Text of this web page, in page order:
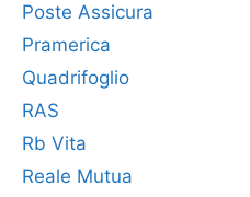
Poste Assicura
Pramerica
Quadrifoglio
RAS
Rb Vita
Reale Mutua